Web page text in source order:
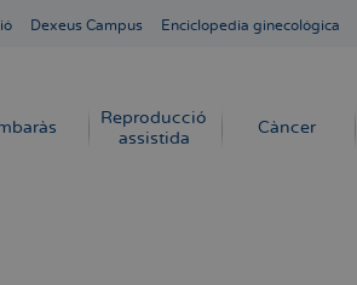
Dexeus Campus Enciclopedia ginecológica
Reproducció
assistida
Càncer